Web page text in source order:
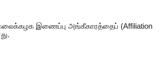
இணைப்பு அங்கீகாரத்தைப் (Affiliation